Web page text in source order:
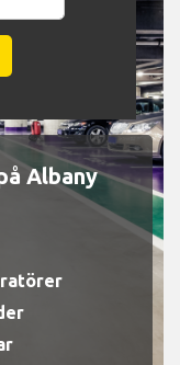
Albany